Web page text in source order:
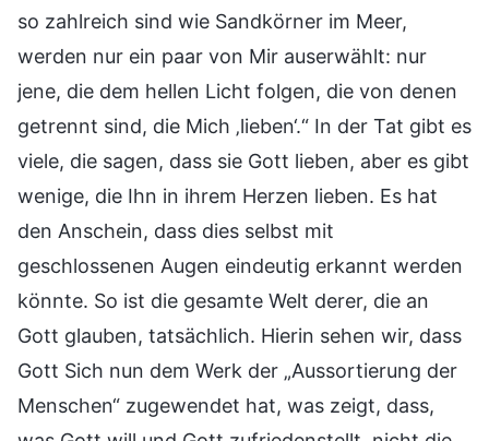
so zahlreich sind wie Sandkörner im Meer,
werden nur ein paar von Mir auserwählt: nur
jene, die dem hellen Licht folgen, die von denen
getrennt sind, die Mich ‚lieben‘.“ In der Tat gibt es
viele, die sagen, dass sie Gott lieben, aber es gibt
wenige, die Ihn in ihrem Herzen lieben. Es hat
den Anschein, dass dies selbst mit
geschlossenen Augen eindeutig erkannt werden
könnte. So ist die gesamte Welt derer, die an
Gott glauben, tatsächlich. Hierin sehen wir, dass
Gott Sich nun dem Werk der „Aussortierung der
Menschen“ zugewendet hat, was zeigt, dass,